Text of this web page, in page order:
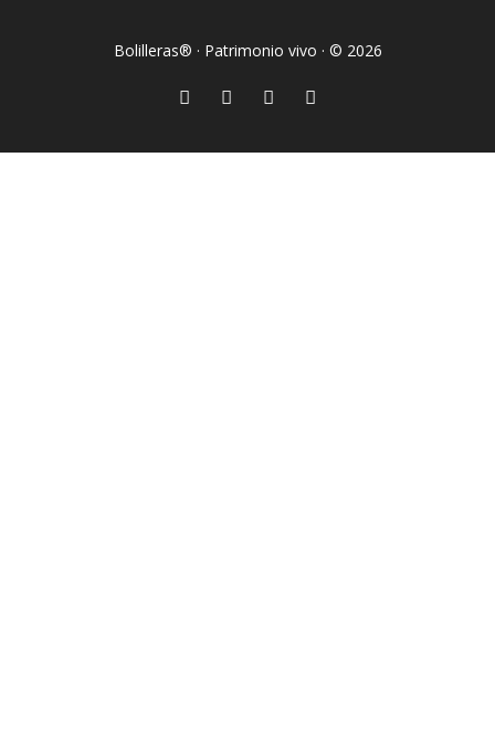
Bolilleras® · Patrimonio vivo · © 2026